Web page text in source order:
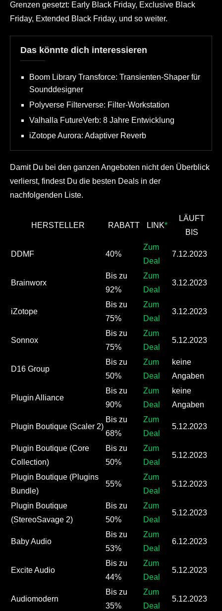
Grenzen gesetzt: Early Black Friday, Exclusive Black
Friday, Extended Black Friday, und so weiter.
Das könnte dich interessieren
Boom Library Transforce: Transienten-Shaper für
Sounddesigner
Polyverse Filterverse: Filter-Workstation
Valhalla FutureVerb: 8 Jahre Entwicklung
iZotope Aurora: Adaptiver Reverb
Damit Du bei den ganzen Angeboten nicht den Überblick
verlierst, findest Du die besten Deals in der
nachfolgenden Liste.
HERSTELLER RABATT LINK*
LÄUFT
BIS
DDMF 40%
Zum
Deal
7.12.2023
Brainworx
Bis zu
92%
Zum
Deal
3.12.2023
iZotope
Bis zu
75%
Zum
Deal
3.12.2023
Sonnox
Bis zu
75%
Zum
Deal
5.12.2023
D16 Group
Bis zu
50%
Zum
Deal
keine
Angaben
Plugin Alliance
Bis zu
90%
Zum
Deal
keine
Angaben
Plugin Boutique (Scaler 2)
Bis zu
68%
Zum
Deal
5.12.2023
Plugin Boutique (Core
Collection)
Bis zu
50%
Zum
Deal
5.12.2023
Plugin Boutique (Plugins
Bundle)
55%
Zum
Deal
5.12.2023
Plugin Boutique
(StereoSavage 2)
Bis zu
50%
Zum
Deal
5.12.2023
Baby Audio
Bis zu
53%
Zum
Deal
6.12.2023
Excite Audio
Bis zu
44%
Zum
Deal
5.12.2023
Audiomodern
Bis zu
35%
Zum
Deal
5.12.2023